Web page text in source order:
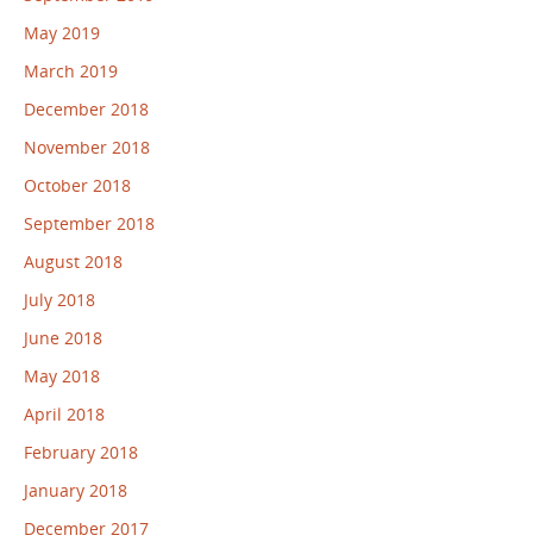
May 2019
March 2019
December 2018
November 2018
October 2018
September 2018
August 2018
July 2018
June 2018
May 2018
April 2018
February 2018
January 2018
December 2017